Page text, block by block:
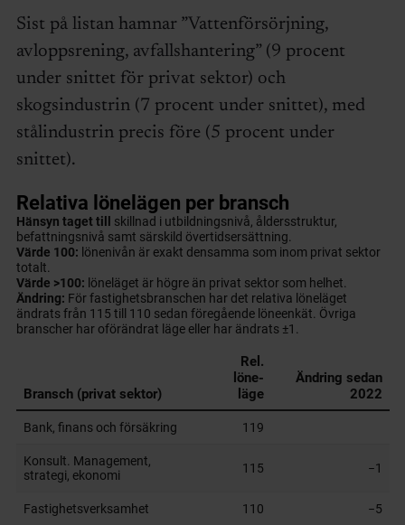
Sist på listan hamnar ”Vattenförsörjning,
avloppsrening, avfallshantering” (9 procent
under snittet för privat sektor) och
skogsindustrin (7 procent under snittet), med
stålindustrin precis före (5 procent under
snittet).